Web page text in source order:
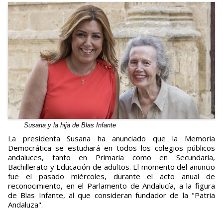
Susana y la hija de Blas Infante
La presidenta Susana ha anunciado que la Memoria
Democrática se estudiará en todos los colegios públicos
andaluces, tanto en Primaria como en Secundaria,
Bachillerato y Educación de adultos. El momento del anuncio
fue el pasado miércoles, durante el acto anual de
reconocimiento, en el Parlamento de Andalucía, a la figura
de Blas Infante, al que consideran fundador de la "Patria
Andaluza".